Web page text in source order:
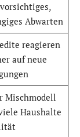
Abwarten
reagieren
auf neue
Mischmodell
Haushalte